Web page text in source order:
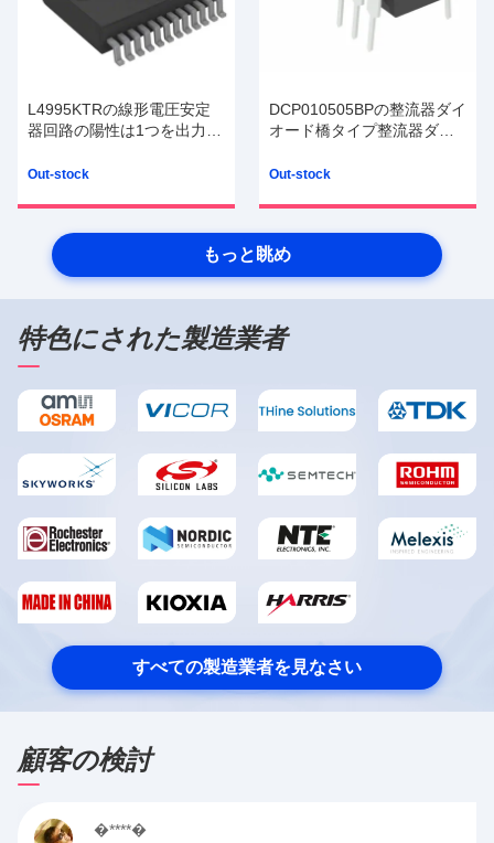
L4995KTRの線形電圧安定
器回路の陽性は1つを出力し
た
Out-stock
DCP010505BPの整流器ダイ
オード橋タイプ整流器ダイ
リジナルのダイオードICの
Out-stock
もっと眺め
特色にされた製造業者
すべての製造業者を見なさい
顧客の検討
�****�